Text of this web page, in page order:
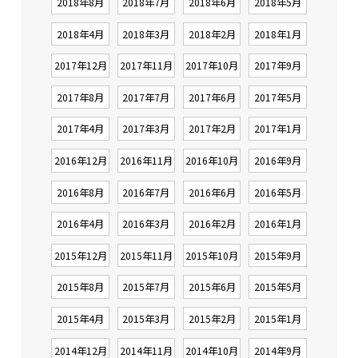
2018年4月 2018年3月 2018年2月 2018年1月
2017年12月 2017年11月 2017年10月 2017年9月
2017年8月 2017年7月 2017年6月 2017年5月
2017年4月 2017年3月 2017年2月 2017年1月
2016年12月 2016年11月 2016年10月 2016年9月
2016年8月 2016年7月 2016年6月 2016年5月
2016年4月 2016年3月 2016年2月 2016年1月
2015年12月 2015年11月 2015年10月 2015年9月
2015年8月 2015年7月 2015年6月 2015年5月
2015年4月 2015年3月 2015年2月 2015年1月
2014年12月 2014年11月 2014年10月 2014年9月